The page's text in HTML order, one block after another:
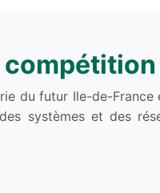
du futur Ile-de-
systèmes et des